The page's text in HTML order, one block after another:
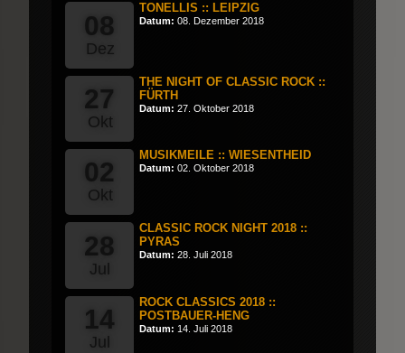
08
Dez
TONELLIS :: LEIPZIG
Datum: 08. Dezember 2018
27
Okt
THE NIGHT OF CLASSIC ROCK ::
FÜRTH
Datum: 27. Oktober 2018
02
Okt
MUSIKMEILE :: WIESENTHEID
Datum: 02. Oktober 2018
28
Jul
CLASSIC ROCK NIGHT 2018 ::
PYRAS
Datum: 28. Juli 2018
14
Jul
ROCK CLASSICS 2018 ::
POSTBAUER-HENG
Datum: 14. Juli 2018